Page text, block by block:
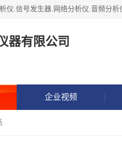
器有限公司
企业视频